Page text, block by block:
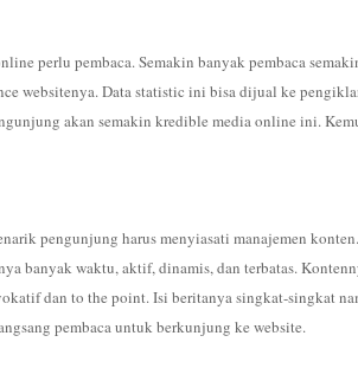
perlu pembaca. Semakin banyak pembaca
websitenya. Data statistic ini bisa dijual ke
akan semakin kredible media online ini.
pengunjung harus menyiasati manajemen
banyak waktu, aktif, dinamis, dan terbatas.
dan to the point. Isi beritanya singkat-singkat
pembaca untuk berkunjung ke website.